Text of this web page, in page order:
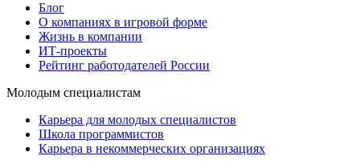
Блог
О компаниях в игровой форме
Жизнь в компании
ИТ-проекты
Рейтинг работодателей России
Молодым специалистам
Карьера для молодых специалистов
Школа программистов
Карьера в некоммерческих организациях